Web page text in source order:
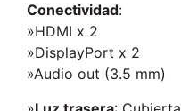
Conectividad:
»HDMI x 2
»DisplayPort x 2
»Audio out (3.5 mm)